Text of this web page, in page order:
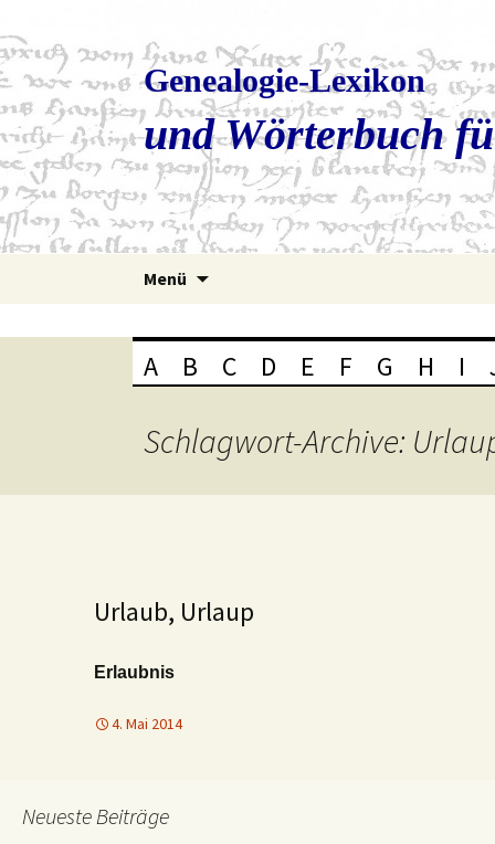
Genealogie-Lexikon
und Wörterbuch
Menü
A B C D E F G H I
Schlagwort-Archive:
Urlaub, Urlaup
Erlaubnis
4. Mai 2014
Neueste Beiträge